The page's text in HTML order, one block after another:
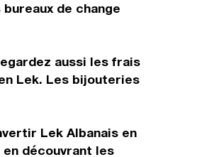
de change
aussi les frais
Lek. Les bijouteries
Lek Albanais en
découvrant les